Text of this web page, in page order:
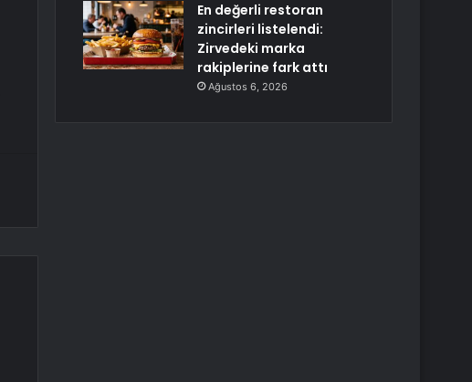
En değerli restoran
zincirleri listelendi:
Zirvedeki marka
rakiplerine fark attı
Ağustos 6, 2026